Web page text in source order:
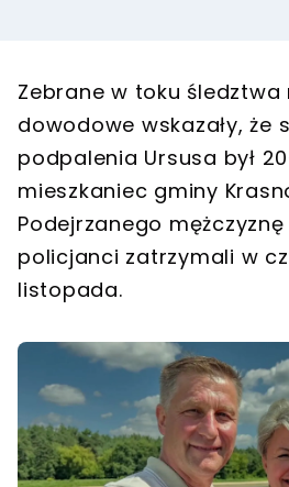
Zebrane w toku śledztwa
dowodowe wskazały, że
podpalenia Ursusa był
mieszkaniec gminy
Podejrzanego
policjanci zatrzymali w
listopada.